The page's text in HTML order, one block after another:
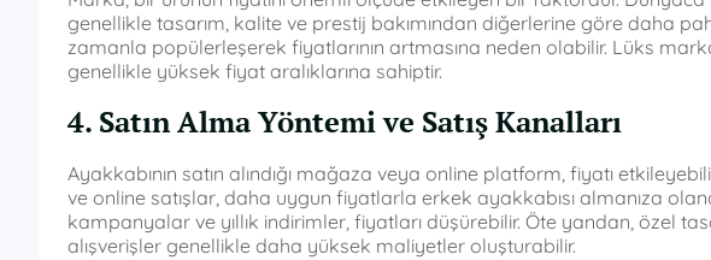
genellikle tasarım, kalite ve prestij bakımından diğerlerine göre daha
zamanla popülerleşerek fiyatlarının artmasına neden olabilir. Lüks
genellikle yüksek fiyat aralıklarına sahiptir.
4. Satın Alma Yöntemi ve Satış Kanalları
Ayakkabının satın alındığı mağaza veya online platform, fiyatı
ve online satışlar, daha uygun fiyatlarla erkek ayakkabısı almanıza
kampanyalar ve yıllık indirimler, fiyatları düşürebilir. Öte yandan, özel
alışverişler genellikle daha yüksek maliyetler oluşturabilir.